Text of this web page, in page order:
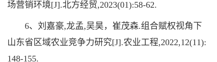
场营销环境[J].北方经贸,2023(01):58-62.
6、刘嘉豪,龙孟,吴昊，崔茂森.组合赋权视角下
山东省区域农业竞争力研究[J].农业工程,2022,12(11):
148-155.